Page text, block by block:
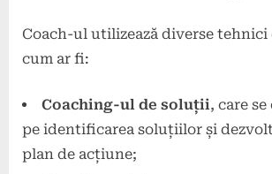
Coach-ul utilizează diverse tehnici
cum ar fi:
Coaching-ul de soluții, care
pe identificarea soluțiilor și
plan de acțiune;